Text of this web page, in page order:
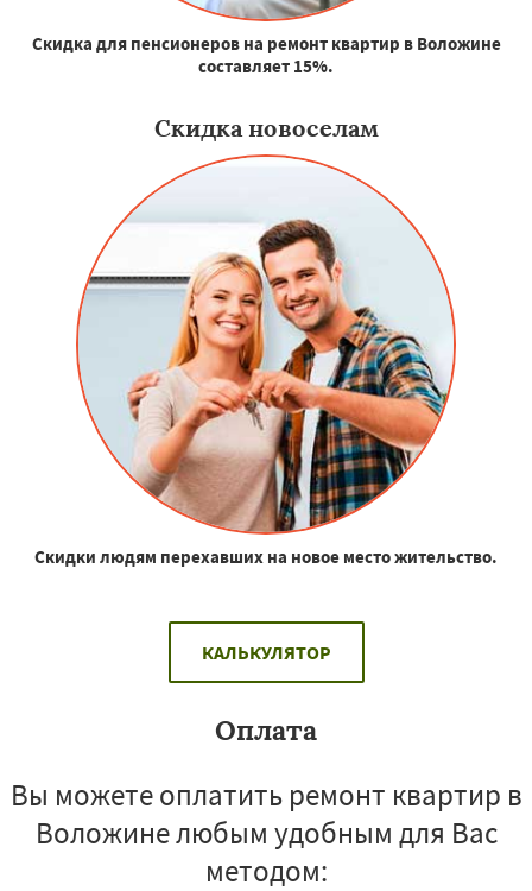
Скидка для пенсионеров на ремонт квартир в Воложине
составляет 15%.
Скидка новоселам
Скидки людям перехавших на новое место жительство.
КАЛЬКУЛЯТОР
Оплата
Вы можете оплатить ремонт квартир в
Воложине любым удобным для Вас
методом: